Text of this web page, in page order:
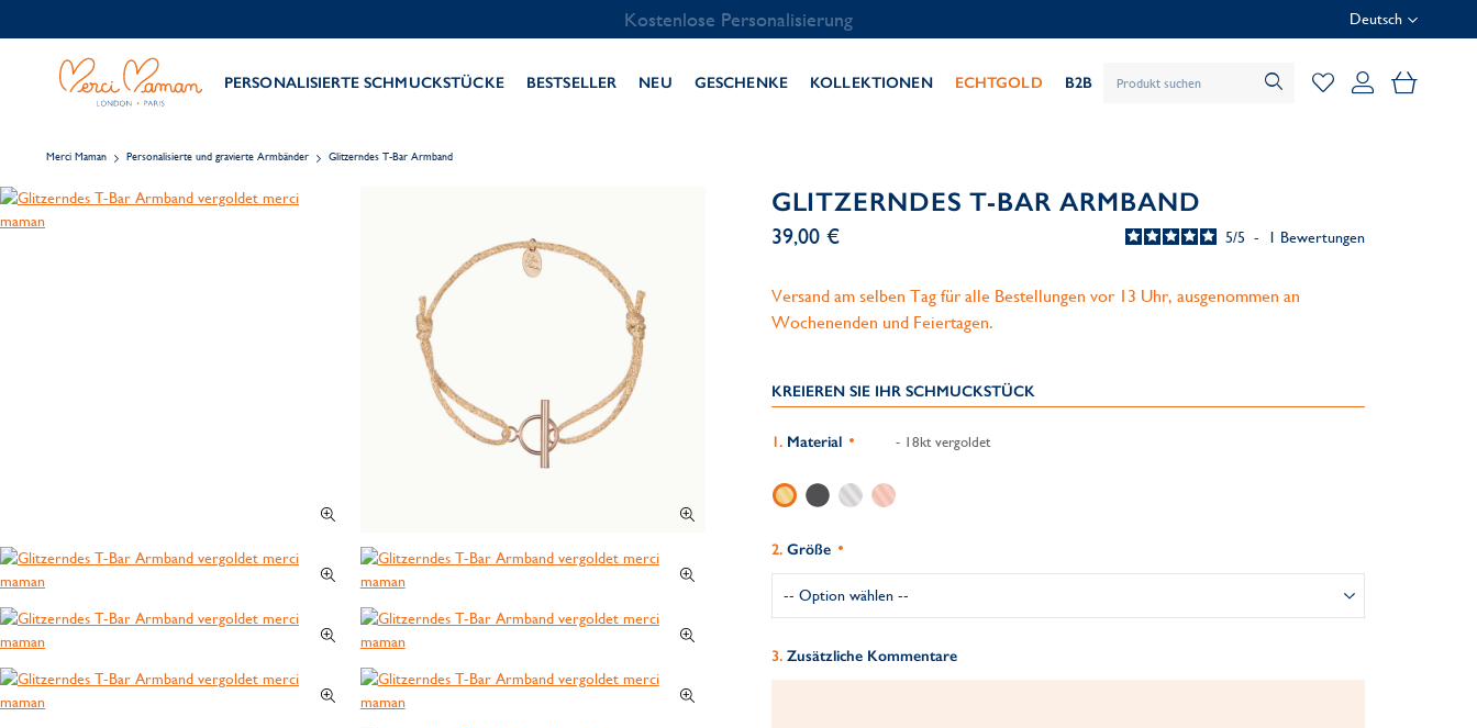
Kostenlose Personalisierung Deutsch
PERSONALISIERTE SCHMUCKSTÜCKE BESTSELLER NEU GESCHENKE KOLLEKTIONEN ECHTGOLD B2B Mein
Merci Maman Personalisierte und gravierte Armbänder Glitzerndes T-Bar Armband
GLITZERNDES T-BAR ARMBAND
5/5 - 1 Bewertungen
39,00 €
Versand am selben Tag für alle Bestellungen vor 13 Uhr, ausgenommen an
Wochenenden und Feiertagen.
KREIEREN SIE IHR SCHMUCKSTÜCK
Material - 18kt vergoldet
Größe
Zusätzliche Kommentare